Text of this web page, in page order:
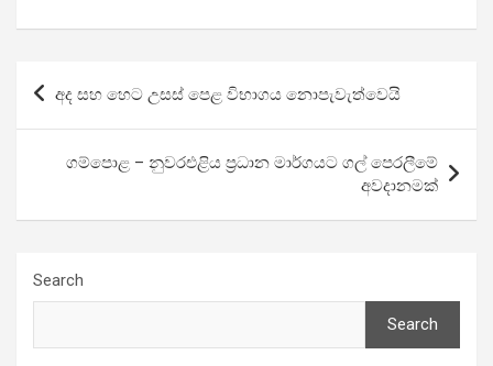
Post
navigation
අද සහ හෙට උසස් පෙළ විභාගය නොපැවැත්වෙයි
ගම්පොළ – නුවරඑළිය ප්‍රධාන මාර්ගයට ගල් පෙරලීමේ
අවදානමක්
Search
Search